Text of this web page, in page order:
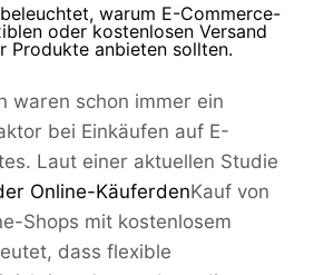
warum E-Commerce-
oder kostenlosen Versand
Produkte anbieten sollten.
waren schon immer ein
bei Einkäufen auf E-
Laut einer aktuellen Studie
Online-KäuferdenKauf von
Shops mit kostenlosem
dass flexible